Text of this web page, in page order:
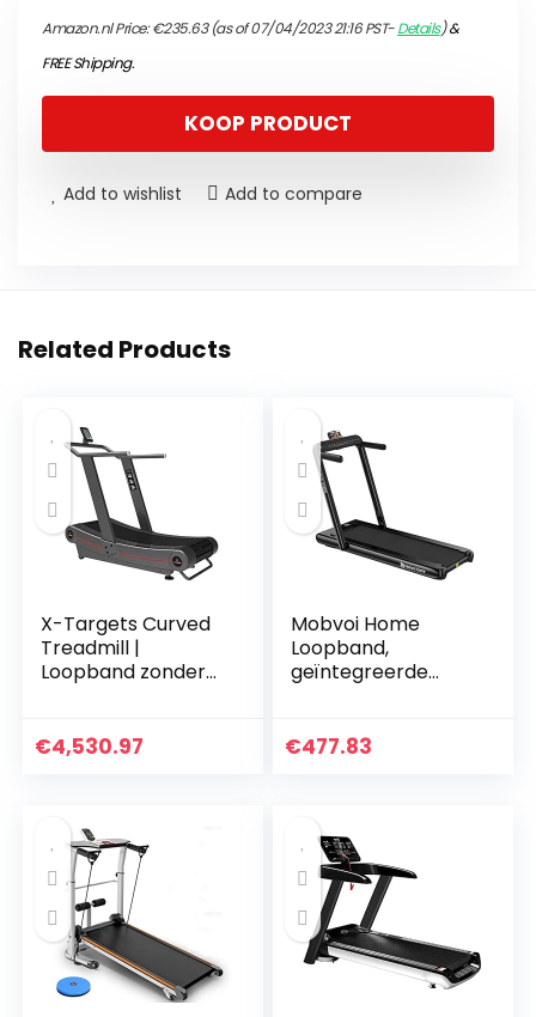
Amazon.nl Price:€235.63(as of 07/04/2023 21:16 PST-Details)&
FREE Shipping.
KOOP PRODUCT
Add to wishlist Add to compare
Related Products
X-Targets Curved
Treadmill |
Loopband zonder
€4,530.97
Mobvoi Home
Loopband,
geïntegreerde
afstandsbediening,
€477.83